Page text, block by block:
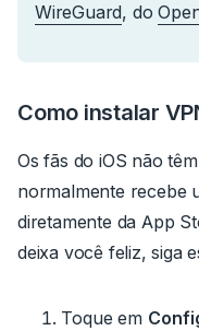
WireGuard, do
Como instalar
Os fãs do iOS não
normalmente recebe
diretamente da App
deixa você feliz, siga
Toque em